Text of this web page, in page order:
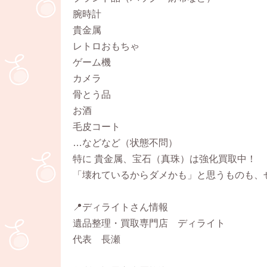
腕時計
貴金属
レトロおもちゃ
ゲーム機
カメラ
骨とう品
お酒
毛皮コート
…などなど（状態不問）
特に 貴金属、宝石（真珠）は強化買取中！
「壊れているからダメかも」と思うものも、
📍ディライトさん情報
遺品整理・買取専門店 ディライト
代表 長瀬